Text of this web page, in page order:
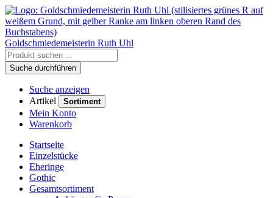
Goldschmiedemeisterin Ruth Uhl
Suche durchführen
Suche anzeigen
Artikel
Sortiment
Mein Konto
Warenkorb
Startseite
Einzelstücke
Eheringe
Gothic
Gesamtsortiment